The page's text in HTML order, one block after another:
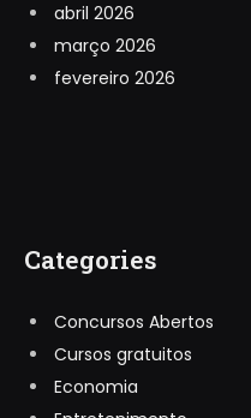
abril 2026
março 2026
fevereiro 2026
Categories
Concursos Abertos
Cursos gratuitos
Economia